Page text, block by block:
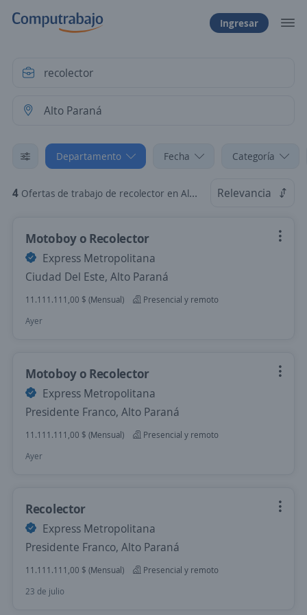
Ingresar
Departamento Fecha Categoría
4 Ofertas de trabajo de recolector en Alto Paraná Relevancia
Motoboy o Recolector
Express Metropolitana
Ciudad Del Este, Alto Paraná
11.111.111,00 $ (Mensual)
Presencial y remoto
Ayer
Motoboy o Recolector
Express Metropolitana
Presidente Franco, Alto Paraná
11.111.111,00 $ (Mensual)
Presencial y remoto
Ayer
Recolector
Express Metropolitana
Presidente Franco, Alto Paraná
11.111.111,00 $ (Mensual)
Presencial y remoto
23 de julio